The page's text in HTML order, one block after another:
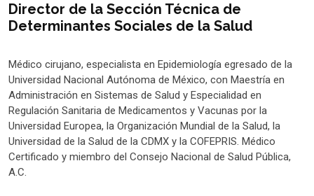
Director de la Sección Técnica de
Determinantes Sociales de la Salud
Médico cirujano, especialista en Epidemiología egresado de la
Universidad Nacional Autónoma de México, con Maestría en
Administración en Sistemas de Salud y Especialidad en
Regulación Sanitaria de Medicamentos y Vacunas por la
Universidad Europea, la Organización Mundial de la Salud, la
Universidad de la Salud de la CDMX y la COFEPRIS. Médico
Certificado y miembro del Consejo Nacional de Salud Pública,
A.C.